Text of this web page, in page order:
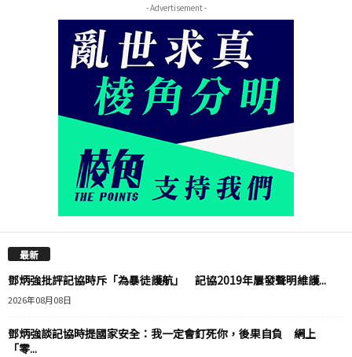
- Advertisement -
最新
鄧炳強批評記協時斥「為暴徒護航」 記協2019年屢發聲明維護...
2026年08月08日
鄧炳強談記協時提國家安全：我一定會釘死你，後果自負 網上
「零...